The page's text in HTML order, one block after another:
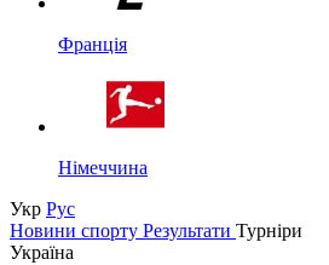
Франція
Німеччина
Укр Рус
Новини спорту Результати Турніри
Україна